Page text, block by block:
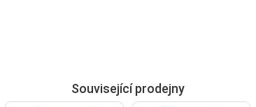
Související prodejny